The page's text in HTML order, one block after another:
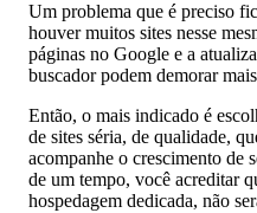
Um problema que é preciso
houver muitos sites nesse
páginas no Google e a
buscador podem demorar
Então, o mais indicado é
de sites séria, de qualidade,
acompanhe o crescimento de
de um tempo, você acreditar
hospedagem dedicada, não